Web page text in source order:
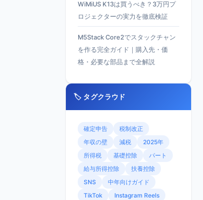
WiMiUS K13は買うべき？3万円プ
ロジェクターの実力を徹底検証
M5Stack Core2でスタックチャン
を作る完全ガイド｜購入先・価
格・必要な部品まで全解説
🏷️ タグクラウド
確定申告
税制改正
年収の壁
減税
2025年
所得税
基礎控除
パート
給与所得控除
扶養控除
SNS
中年向けガイド
TikTok
Instagram Reels